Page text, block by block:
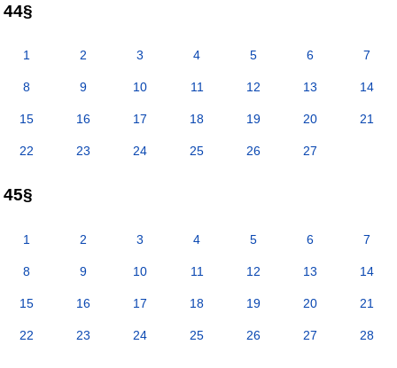
44§
1 2 3 4 5 6 7
8 9 10 11 12 13 14
15 16 17 18 19 20 21
22 23 24 25 26 27
45§
1 2 3 4 5 6 7
8 9 10 11 12 13 14
15 16 17 18 19 20 21
22 23 24 25 26 27 28